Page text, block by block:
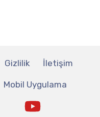
Gizlilik İletişim
Mobil Uygulama